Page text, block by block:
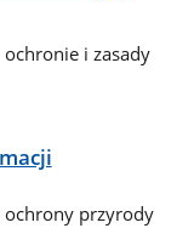
i zasady
ochrony przyrody